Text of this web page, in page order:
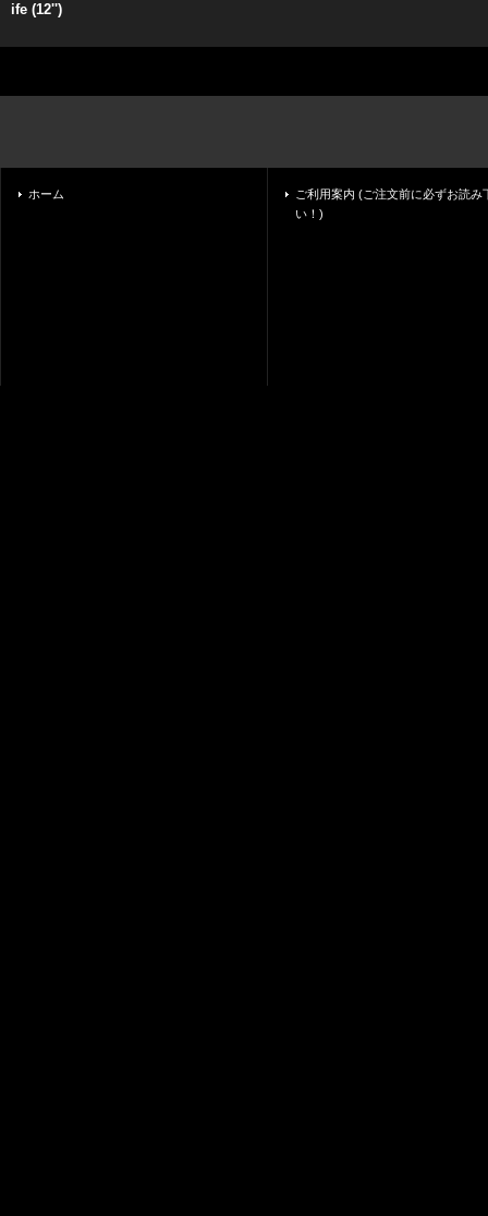
ife (12'')
ホーム
ご利用案内 (ご注文前に必ずお読み
い！)